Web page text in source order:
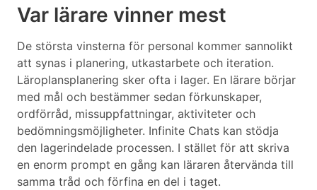
Var lärare vinner mest
De största vinsterna för personal kommer sannolikt
att synas i planering, utkastarbete och iteration.
Läroplansplanering sker ofta i lager. En lärare börjar
med mål och bestämmer sedan förkunskaper,
ordförråd, missuppfattningar, aktiviteter och
bedömningsmöjligheter. Infinite Chats kan stödja
den lagerindelade processen. I stället för att skriva
en enorm prompt en gång kan läraren återvända till
samma tråd och förfina en del i taget.